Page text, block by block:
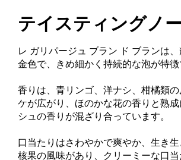
テイスティングノ
レ ガリパージュ ブラン ド ブランは
金色で、きめ細かく持続的な泡が特徴
香りは、青リンゴ、洋ナシ、柑橘類
ケが広がり、ほのかな花の香りと熟
シュの香りが混ざり合っています。
口当たりはさわやかで爽やか、生き
核果の風味があり、クリーミーな口